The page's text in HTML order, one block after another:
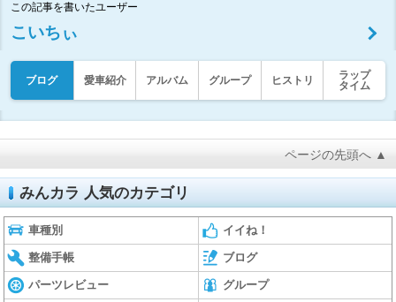
この記事を書いたユーザー
こいちぃ
ブログ 愛車紹介 アルバム グループ ヒストリ
ラップ
タイム
ページの先頭へ ▲
みんカラ 人気のカテゴリ
車種別 イイね！
整備手帳 ブログ
パーツレビュー グループ